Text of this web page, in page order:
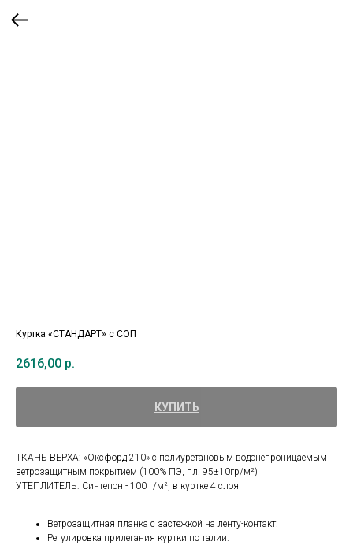
Куртка «СТАНДАРТ» с СОП
2616,00 р.
КУПИТЬ
ТКАНЬ ВЕРХА: «Оксфорд 210» с полиуретановым водонепроницаемым
ветрозащитным покрытием (100% ПЭ, пл. 95±10гр/м²)
УТЕПЛИТЕЛЬ: Синтепон - 100 г/м², в куртке 4 слоя
Ветрозащитная планка с застежкой на ленту-контакт.
Регулировка прилегания куртки по талии.